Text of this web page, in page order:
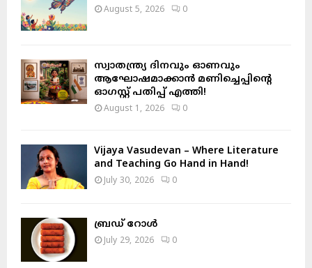
August 5, 2026 0
സ്വാതന്ത്ര്യ ദിനവും ഓണവും
ആഘോഷമാക്കാൻ മണിച്ചെപ്പിന്റെ
ഓഗസ്റ്റ് പതിപ്പ് എത്തി!
August 1, 2026 0
Vijaya Vasudevan – Where Literature
and Teaching Go Hand in Hand!
July 30, 2026 0
ബ്രഡ് റോൾ
July 29, 2026 0